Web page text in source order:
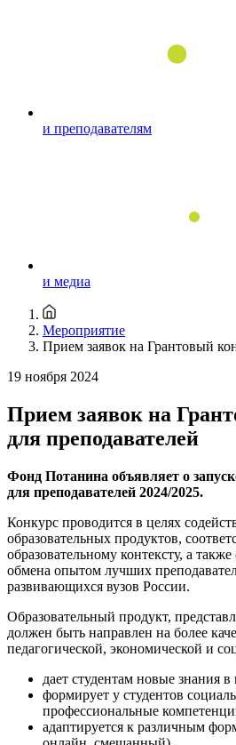
и преподавателям
и медиа
Мероприятие
Прием заявок на Грантовый
19 ноября 2024
Прием заявок на
для преподавателей
Фонд Потанина объявляет о
для преподавателей 2024/2025.
Конкурс проводится в целях
образовательных продуктов,
образовательному контексту, а
обмена опытом лучших
развивающихся вузов России.
Образовательный продукт,
должен быть направлен на более
педагогической, экономической и
дает студентам новые знания
формирует у студентов
профессиональные
адаптируется к различным